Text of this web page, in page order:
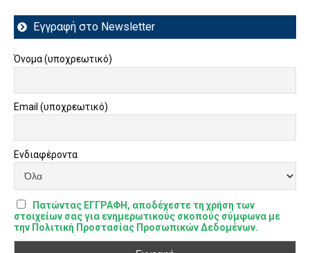
Εγγραφή στο Newsletter
Όνομα (υποχρεωτικό)
Email (υποχρεωτικό)
Ενδιαφέροντα
Πατώντας ΕΓΓΡΑΦΗ, αποδέχεστε τη χρήση των
στοιχείων σας για ενημερωτικούς σκοπούς σύμφωνα με
την Πολιτική Προστασίας Προσωπικών Δεδομένων.